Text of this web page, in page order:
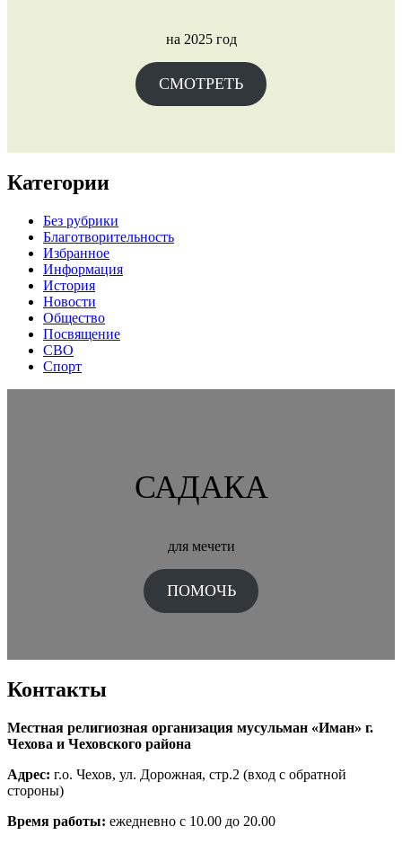
на 2025 год
СМОТРЕТЬ
Категории
Без рубрики
Благотворительность
Избранное
Информация
История
Новости
Общество
Посвящение
СВО
Спорт
САДАКА
для мечети
ПОМОЧЬ
Контакты
Местная религиозная организация мусульман «Иман» г.
Чехова и Чеховского района
Адрес: г.о. Чехов, ул. Дорожная, стр.2 (вход с обратной
стороны)
Время работы: ежедневно с 10.00 до 20.00